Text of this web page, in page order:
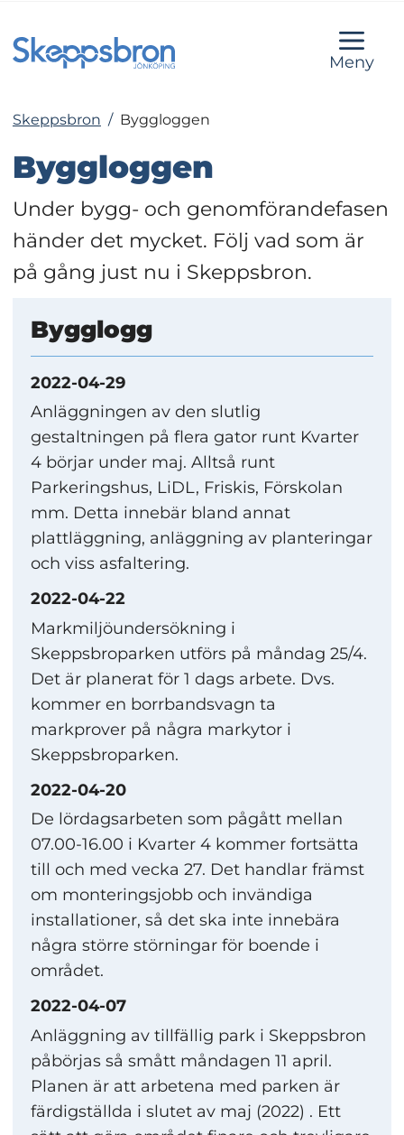
Meny
Skeppsbron / Byggloggen
Byggloggen
Under bygg- och genomförandefasen
händer det mycket. Följ vad som är
på gång just nu i Skeppsbron.
Bygglogg
2022-04-29
Anläggningen av den slutlig
gestaltningen på flera gator runt Kvarter
4 börjar under maj. Alltså runt
Parkeringshus, LiDL, Friskis, Förskolan
mm. Detta innebär bland annat
plattläggning, anläggning av planteringar
och viss asfaltering.
2022-04-22
Markmiljöundersökning i
Skeppsbroparken utförs på måndag 25/4.
Det är planerat för 1 dags arbete. Dvs.
kommer en borrbandsvagn ta
markprover på några markytor i
Skeppsbroparken.
2022-04-20
De lördagsarbeten som pågått mellan
07.00-16.00 i Kvarter 4 kommer fortsätta
till och med vecka 27. Det handlar främst
om monteringsjobb och invändiga
installationer, så det ska inte innebära
några större störningar för boende i
området.
2022-04-07
Anläggning av tillfällig park i Skeppsbron
påbörjas så smått måndagen 11 april.
Planen är att arbetena med parken är
färdigställda i slutet av maj (2022) . Ett